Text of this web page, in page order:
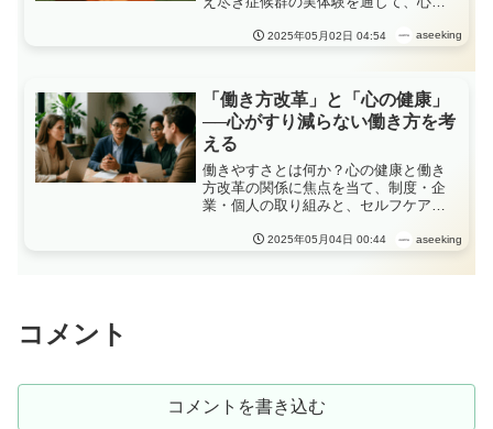
き方の見直しについて、やさしく語り
2025年05月02日 04:54 aseeking
「働き方改革」と「心の健康」
──心がすり減らない働き方を考
える
働きやすさとは何か？心の健康と働き
方改革の関係に焦点を当て、制度・企
業・個人の取り組みと、セルフケアの
方を考えるヒントに。
2025年05月04日 00:44 aseeking
コメント
コメントを書き込む